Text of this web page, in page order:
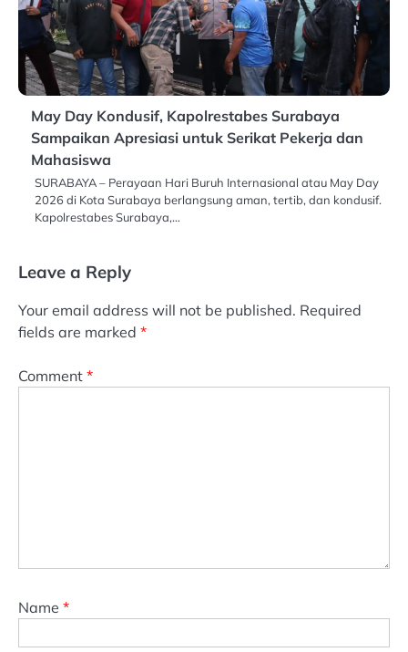
May Day Kondusif, Kapolrestabes Surabaya
Sampaikan Apresiasi untuk Serikat Pekerja dan
Mahasiswa
SURABAYA – Perayaan Hari Buruh Internasional atau May Day
2026 di Kota Surabaya berlangsung aman, tertib, dan kondusif.
Kapolrestabes Surabaya,…
Leave a Reply
Your email address will not be published. Required
fields are marked *
Comment *
Name *